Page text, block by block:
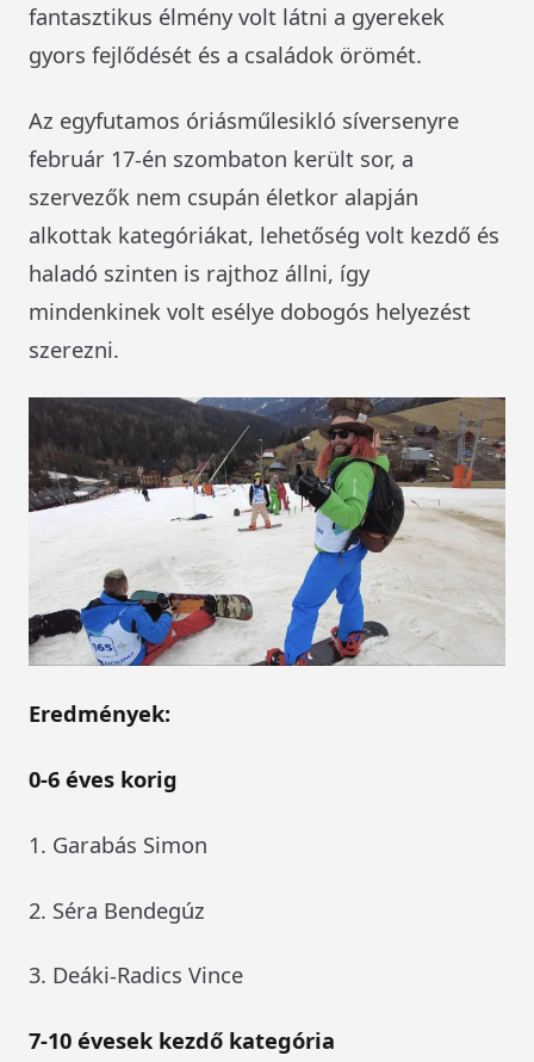
fantasztikus élmény volt látni a gyerekek
gyors fejlődését és a családok örömét.
Az egyfutamos óriásműlesikló síversenyre
február 17-én szombaton került sor, a
szervezők nem csupán életkor alapján
alkottak kategóriákat, lehetőség volt kezdő és
haladó szinten is rajthoz állni, így
mindenkinek volt esélye dobogós helyezést
szerezni.
Eredmények:
0-6 éves korig
1. Garabás Simon
2. Séra Bendegúz
3. Deáki-Radics Vince
7-10 évesek kezdő kategória